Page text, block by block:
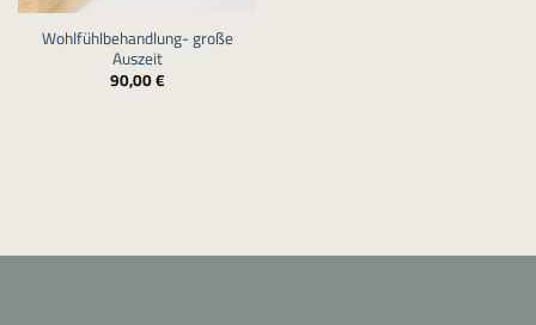
Wohlfühlbehandlung- große
Auszeit
90,00€